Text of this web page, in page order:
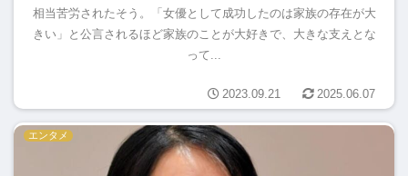
相当苦労されたそう。「女優として成功したのは家族の存在が大
きい」と公言されるほど家族のことが大好きで、大きな支えとな
って...
2023.09.21 2025.06.07
エンタメ